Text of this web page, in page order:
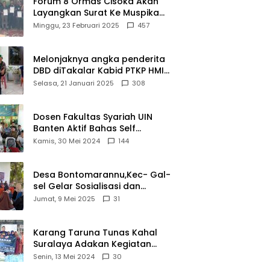
Gratis untuk
Pasien
Dhuafa dan
Layangkan Surat Ke Muspika
Atas Adanya Kantor Matel di
Minggu, 23 Februari 2025 457
Melonjaknya angka penderita
DBD diTakalar Kabid PTKP HMI
Cab.Takalar angkat bicara
Selasa, 21 Januari 2025 308
Dosen Fakultas Syariah UIN
Banten Aktif Bahas Self
Declare Halal dalam Forum
Kamis, 30 Mei 2024 144
Desa Bontomarannu,Kec- Gal-
sel Gelar Sosialisasi dan
Bimtek Pemutakhiran Data ID
Jumat, 9 Mei 2025 31
Karang Taruna Tunas Kahal
Suralaya Adakan Kegiatan
Bansos Terhadap Kaum
Senin, 13 Mei 2024 30